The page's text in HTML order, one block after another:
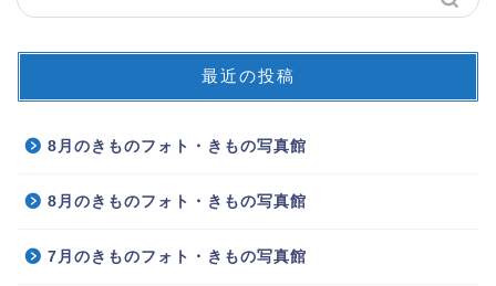
最近の投稿
8月のきものフォト・きもの写真館
8月のきものフォト・きもの写真館
7月のきものフォト・きもの写真館